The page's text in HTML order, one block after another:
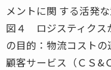
メントに関 する活発
図４ ロジスティクス
の目的：物流コスト
顧客サービス（ＣＳ&